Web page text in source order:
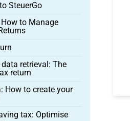
SteuerGo
How to Manage
retrieval: The
return
How to create your
tax: Optimise